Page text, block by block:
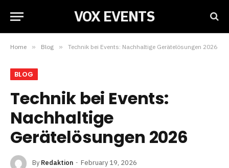
VOX EVENTS
Home » Blog » Technik bei Events: Nachhaltige Gerätelösungen 2026
BLOG
Technik bei Events:
Nachhaltige
Gerätelösungen 2026
By Redaktion February 19, 2026